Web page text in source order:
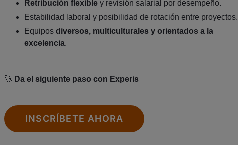
Retribución flexibley revisión salarial por desempeño.
Estabilidad laboral y posibilidad de rotación entre proyectos.
Equipos diversos, multiculturales y orientados a la
excelencia.
🚀 Da el siguiente paso con Experis
INSCRÍBETE AHORA